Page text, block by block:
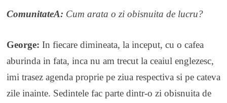
ComunitateA: Cum arata o zi obisnuita de lucru?
George: In fiecare dimineata, la inceput, cu o cafea
aburinda in fata, inca nu am trecut la ceaiul englezesc,
imi trasez agenda proprie pe ziua respectiva si pe cateva
zile inainte. Sedintele fac parte dintr-o zi obisnuita de